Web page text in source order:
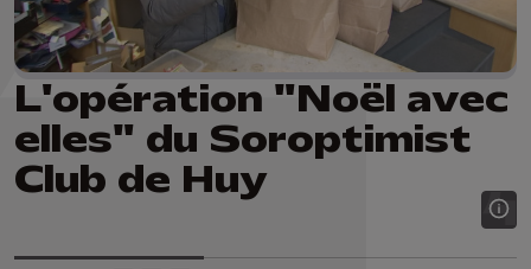
L'opération "Noël avec
elles" du Soroptimist
Club de Huy